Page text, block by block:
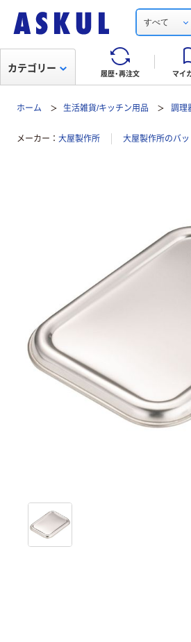
すべて
履歴・再注文 マイ
カテゴリー
ホーム 生活雑貨/キッチン用品 調理
メーカー 大屋製作所 大屋製作所のバ